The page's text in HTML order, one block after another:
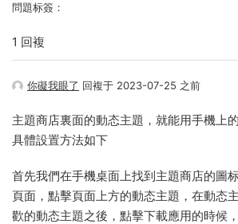
問題标簽：
1 回複
你礙我眼了 回複于 2023-07-25 之前
主題商店裏面的動态主題，就能用手機上
具體設置方法如下
首先我們在手機桌面上找到主題商店的圖
頁面，點擊頁面上方的動态主題，在動态
歡的動态主題之後，點擊下載應用的時候